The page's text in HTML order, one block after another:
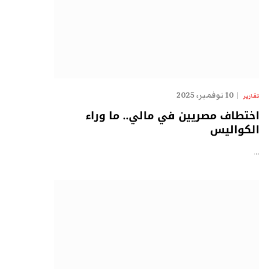
تقارير 10 نوفمبر، 2025
اختطاف مصريين في مالي.. ما وراء
الكواليس
…